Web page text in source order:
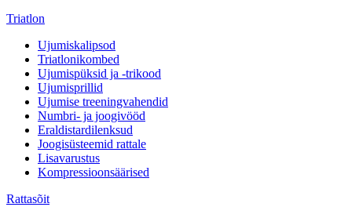
Triatlon
Ujumiskalipsod
Triatlonikombed
Ujumispüksid ja -trikood
Ujumisprillid
Ujumise treeningvahendid
Numbri- ja joogivööd
Eraldistardilenksud
Joogisüsteemid rattale
Lisavarustus
Kompressioonsäärised
Rattasõit